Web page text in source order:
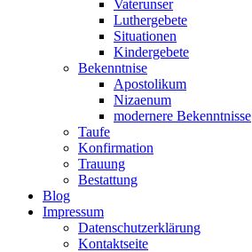
Vaterunser
Luthergebete
Situationen
Kindergebete
Bekenntnise
Apostolikum
Nizaenum
modernere Bekenntnisse
Taufe
Konfirmation
Trauung
Bestattung
Blog
Impressum
Datenschutzerklärung
Kontaktseite